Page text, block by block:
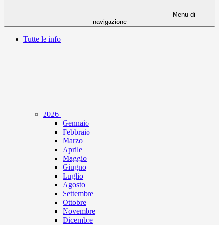
Menu di
navigazione
Tutte le info
2026
Gennaio
Febbraio
Marzo
Aprile
Maggio
Giugno
Luglio
Agosto
Settembre
Ottobre
Novembre
Dicembre